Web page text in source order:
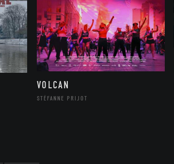
VOLCAN
STÉFANNE PRIJOT